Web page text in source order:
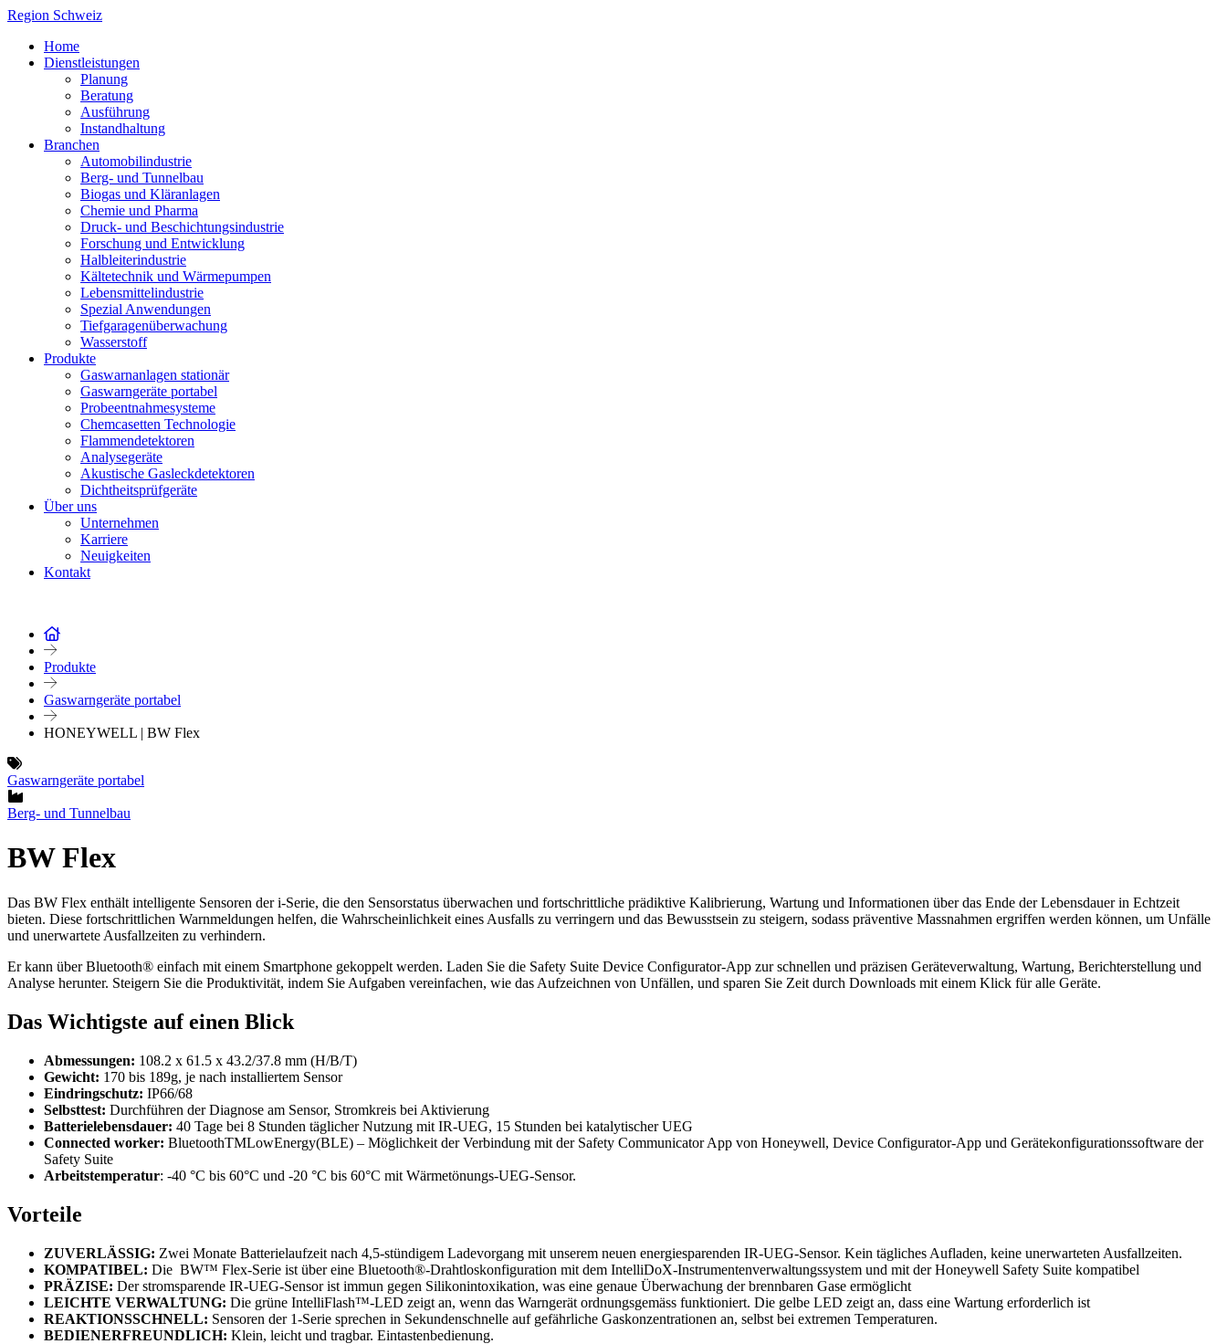
Region Schweiz
Home
Dienstleistungen
Planung
Beratung
Ausführung
Instandhaltung
Branchen
Automobilindustrie
Berg- und Tunnelbau
Biogas und Kläranlagen
Chemie und Pharma
Druck- und Beschichtungsindustrie
Forschung und Entwicklung
Halbleiterindustrie
Kältetechnik und Wärmepumpen
Lebensmittelindustrie
Spezial Anwendungen
Tiefgaragenüberwachung
Wasserstoff
Produkte
Gaswarnanlagen stationär
Gaswarngeräte portabel
Probeentnahmesysteme
Chemcasetten Technologie
Flammendetektoren
Analysegeräte
Akustische Gasleckdetektoren
Dichtheitsprüfgeräte
Über uns
Unternehmen
Karriere
Neuigkeiten
Kontakt
Produkte
Gaswarngeräte portabel
HONEYWELL | BW Flex
Gaswarngeräte portabel
Berg- und Tunnelbau
BW Flex
Das BW Flex enthält intelligente Sensoren der i-Serie, die den Sensorstatus überwachen und fortschrittliche prädiktive Kalibrierung, Wartung und Informationen über das Ende der Lebensdauer in Echtzeit
bieten. Diese fortschrittlichen Warnmeldungen helfen, die Wahrscheinlichkeit eines Ausfalls zu verringern und das Bewusstsein zu steigern, sodass präventive Massnahmen ergriffen werden können, um Unfälle
und unerwartete Ausfallzeiten zu verhindern.
Er kann über Bluetooth® einfach mit einem Smartphone gekoppelt werden. Laden Sie die Safety Suite Device Configurator-App zur schnellen und präzisen Geräteverwaltung, Wartung, Berichterstellung und
Analyse herunter. Steigern Sie die Produktivität, indem Sie Aufgaben vereinfachen, wie das Aufzeichnen von Unfällen, und sparen Sie Zeit durch Downloads mit einem Klick für alle Geräte.
Das Wichtigste auf einen Blick
Abmessungen: 108.2 x 61.5 x 43.2/37.8 mm (H/B/T)
Gewicht: 170 bis 189g, je nach installiertem Sensor
Eindringschutz: IP66/68
Selbsttest: Durchführen der Diagnose am Sensor, Stromkreis bei Aktivierung
Batterielebensdauer: 40 Tage bei 8 Stunden täglicher Nutzung mit IR-UEG, 15 Stunden bei katalytischer UEG
Connected worker: BluetoothTMLowEnergy(BLE) – Möglichkeit der Verbindung mit der Safety Communicator App von Honeywell, Device Configurator-App und Gerätekonfigurationssoftware der
Safety Suite
Arbeitstemperatur: -40 °C bis 60°C und -20 °C bis 60°C mit Wärmetönungs-UEG-Sensor.
Vorteile
ZUVERLÄSSIG: Zwei Monate Batterielaufzeit nach 4,5-stündigem Ladevorgang mit unserem neuen energiesparenden IR-UEG-Sensor. Kein tägliches Aufladen, keine unerwarteten Ausfallzeiten.
KOMPATIBEL: Die BW™ Flex-Serie ist über eine Bluetooth®-Drahtloskonfiguration mit dem IntelliDoX-Instrumentenverwaltungssystem und mit der Honeywell Safety Suite kompatibel
PRÄZISE: Der stromsparende IR-UEG-Sensor ist immun gegen Silikonintoxikation, was eine genaue Überwachung der brennbaren Gase ermöglicht
LEICHTE VERWALTUNG: Die grüne IntelliFlash™-LED zeigt an, wenn das Warngerät ordnungsgemäss funktioniert. Die gelbe LED zeigt an, dass eine Wartung erforderlich ist
REAKTIONSSCHNELL: Sensoren der 1-Serie sprechen in Sekundenschnelle auf gefährliche Gaskonzentrationen an, selbst bei extremen Temperaturen.
BEDIENERFREUNDLICH: Klein, leicht und tragbar. Eintastenbedienung.